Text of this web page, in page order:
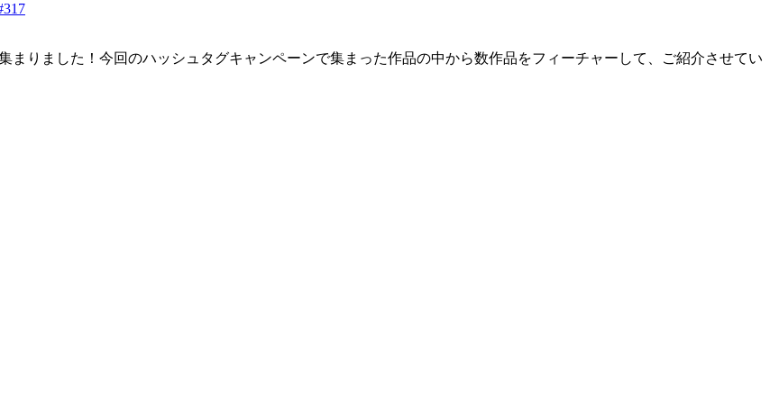
りました！今回のハッシュタグキャンペーンで集まった作品の中から数作品をフィーチャーして、ご紹介させてい